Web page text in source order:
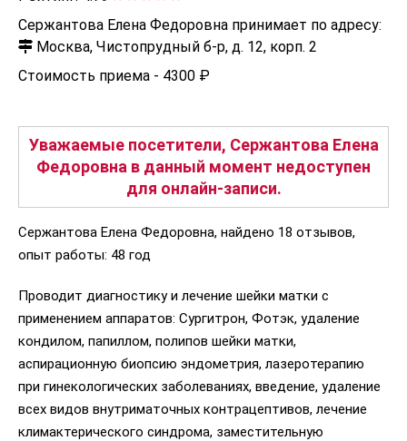
Сержантова Елена Федоровна принимает по адресу:
Москва, Чистопрудный б-р, д. 12, корп. 2
Стоимость приема - 4300 ₽
Уважаемые посетители, Сержантова Елена
Федоровна в данный момент недоступен
для онлайн-записи.
Сержантова Елена Федоровна, найдено 18 отзывов,
опыт работы: 48 год
Проводит диагностику и лечение шейки матки с
применением аппаратов: Сургитрон, Фотэк, удаление
кондилом, папиллом, полипов шейки матки,
аспирационную биопсию эндометрия, лазеротерапию
при гинекологических заболеваниях, введение, удаление
всех видов внутриматочных контрацептивов, лечение
климактерического синдрома, заместительную